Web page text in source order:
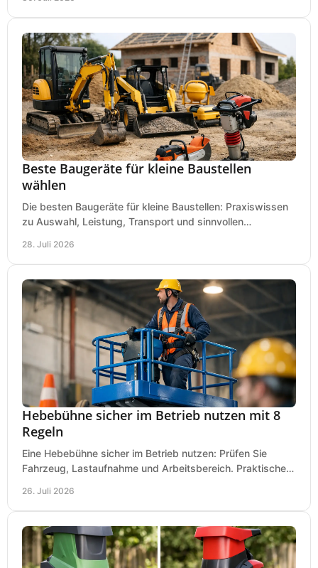
Beste Baugeräte für kleine Baustellen
wählen
Die besten Baugeräte für kleine Baustellen: Praxiswissen
zu Auswahl, Leistung, Transport und sinnvollen
28. Juli 2026
Hebebühne sicher im Betrieb nutzen mit 8
Regeln
Eine Hebebühne sicher im Betrieb nutzen: Prüfen Sie
Fahrzeug, Lastaufnahme und Arbeitsbereich. Praktische
26. Juli 2026